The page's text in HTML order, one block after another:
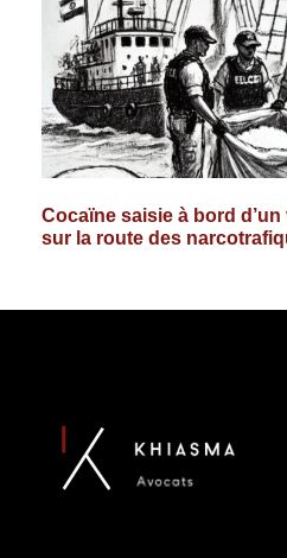
Cocaïne saisie à bord
sur la route des